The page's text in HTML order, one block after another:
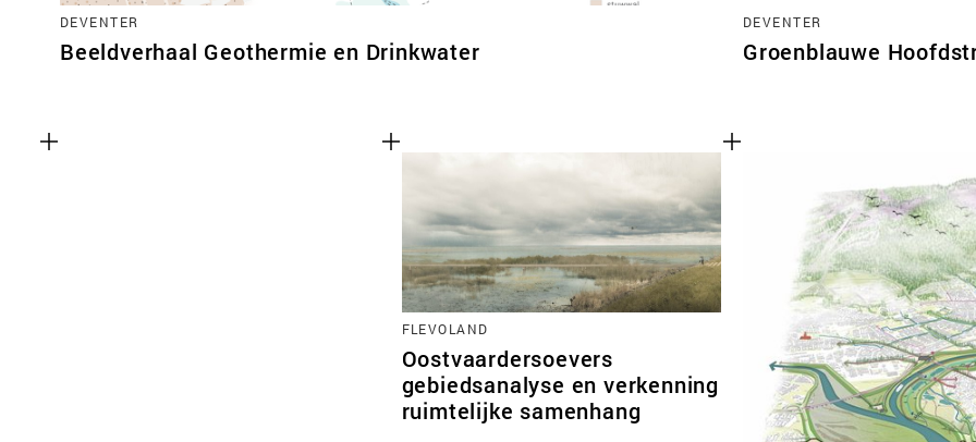
DEVENTER
Beeldverhaal Geothermie en Drinkwater
DEVENTER
Groenblauwe
FLEVOLAND
Oostvaardersoevers
gebiedsanalyse en verkenning
ruimtelijke samenhang